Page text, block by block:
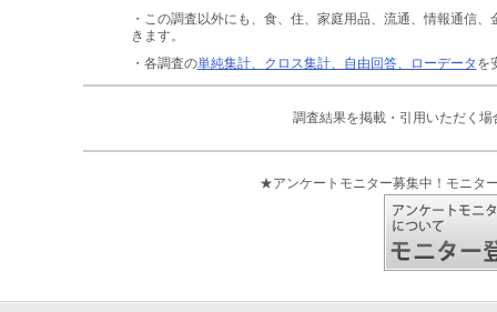
・この調査以外にも、食、住、家庭用品、流通、情報通信、
きます。
・各調査の単純集計、クロス集計、自由回答、ローデータ を
調査結果を掲載・引用いただく場
★アンケートモニター募集中！モニタ